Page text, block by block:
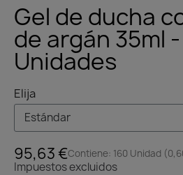
Gel de ducha
de argán 35ml
Unidades
Elija
95,63 €Contiene: 160 Unidad
Impuestos excluidos